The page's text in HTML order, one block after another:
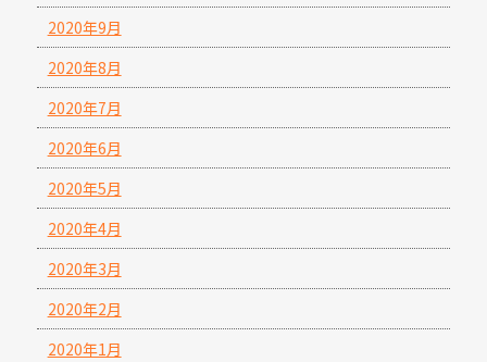
2020年9月
2020年8月
2020年7月
2020年6月
2020年5月
2020年4月
2020年3月
2020年2月
2020年1月